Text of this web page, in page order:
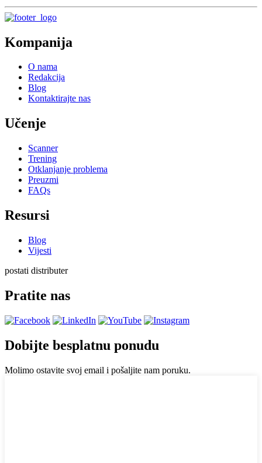
Kompanija
O nama
Redakcija
Blog
Kontaktirajte nas
Učenje
Scanner
Trening
Otklanjanje problema
Preuzmi
FAQs
Resursi
Blog
Vijesti
postati distributer
Pratite nas
Dobijte besplatnu ponudu
Molimo ostavite svoj email i pošaljite nam poruku.